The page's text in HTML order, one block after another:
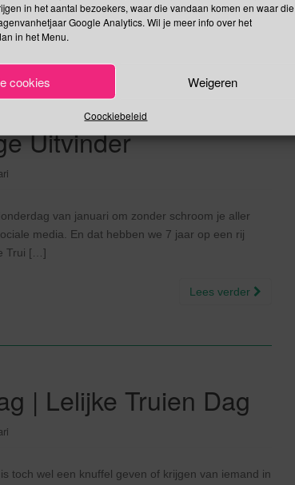
in het aantal bezoekers, waar die vandaan komen en waar
Google Analytics. Wil je meer info over het
in het Menu.
cookies Weigeren
Coockiebeleid
Lees verder
| Dag van het
Uitvinder
van januari om zonder schroom je aller
media. En dat hebben we 7 jaar op een rij
Trui […]
Lees verder
| Lelijke Truien Dag
toch wel een knuffel geven of krijgen van iemand in